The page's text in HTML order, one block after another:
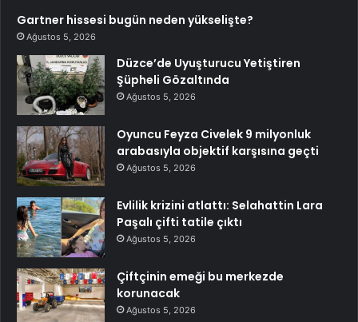
Gartner hissesi bugün neden yükselişte?
Ağustos 5, 2026
Düzce’de Uyuşturucu Yetiştiren
Şüpheli Gözaltında
Ağustos 5, 2026
Oyuncu Feyza Civelek 9 milyonluk
arabasıyla objektif karşısına geçti
Ağustos 5, 2026
Evlilik krizini atlattı: Selahattin Lara
Paşalı çifti tatile çıktı
Ağustos 5, 2026
Çiftçinin emeği bu merkezde
korunacak
Ağustos 5, 2026